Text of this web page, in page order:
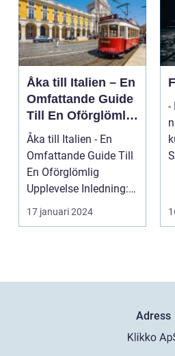
Åka till Italien – En
Omfattande Guide
Till En Oförglömlig
Upplevelse
Åka till Italien - En
Omfattande Guide Till
En Oförglömlig
Upplevelse Inledning:
Italien, ett land...
17 januari 2024
-
Adress